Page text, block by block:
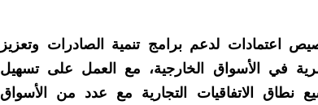
اعتمادات لدعم برامج تنمية الصادرات وتعزيز
في الأسواق الخارجية، مع العمل على تسهيل
نطاق الاتفاقيات التجارية مع عدد من الأسواق